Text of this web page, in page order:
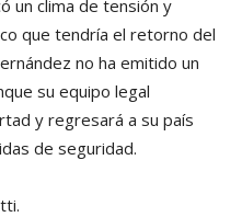
un clima de tensión y
que tendría el retorno del
no ha emitido un
su equipo legal
y regresará a su país
de seguridad.